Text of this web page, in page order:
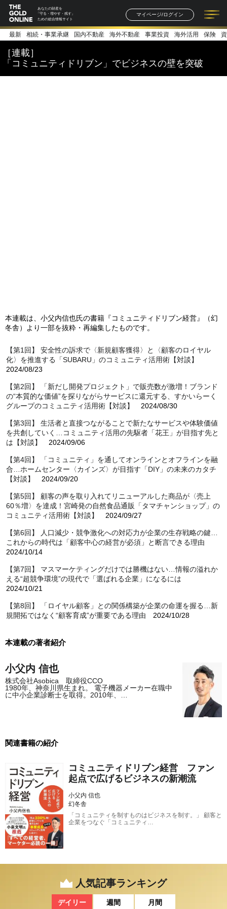
あなたの財産を
「守る・増やす・残す」
ための総合情報サイト
マイページ/ログイン
記事一覧 連載一覧
著者一覧 書籍一覧
最新 相続・事業承継 国内不動産 海外不動産 事業投資 海外活用 保険
［連載］
「コミュニティドリブン」でビジネスの壁を突破
本連載は、小父内信也氏の書籍『コミュニティドリブン経営』（幻
冬舎）より一部を抜粋・再編集したものです。
【第1回】 安全性の訴求で〈新規顧客獲得〉と〈顧客のロイヤル
化〉を推進する「SUBARU」のコミュニティ活用術【対談】
2024/08/23
【第2回】 「新だし開発プロジェクト」で販売数が激増！ブランド
の“本質的な価値”を探りながらサービスに還元する、すかいらーく
グループのコミュニティ活用術【対談】
2024/08/30
【第3回】 生活者と直接つながることで新たなサービスや体験価値
を共創していく…コミュニティ活用の先駆者「花王」が目指す先と
は【対談】
2024/09/06
【第4回】 「コミュニティ」を通してオンラインとオフラインを融
合…ホームセンター〈カインズ〉が目指す「DIY」の未来のカタチ
【対談】
2024/09/20
【第5回】 顧客の声を取り入れてリニューアルした商品が〈売上
60％増〉を達成！宮崎発の自然食品通販「タマチャンショップ」の
コミュニティ活用術【対談】
2024/09/27
【第6回】 人口減少・競争激化への対応力が企業の生存戦略の鍵…
これからの時代は「顧客中心の経営が必須」と断言できる理由
2024/10/14
【第7回】 マスマーケティングだけでは勝機はない…情報の溢れか
える“超競争環境”の現代で「選ばれる企業」になるには
2024/10/21
【第8回】 「ロイヤル顧客」との関係構築が企業の命運を握る…新
規開拓ではなく“顧客育成”が重要である理由 2024/10/28
本連載の著者紹介
小父内 信也
株式会社Asobica 取締役CCO
1980年、神奈川県生まれ。 電子機器メーカー在職中
に中小企業診断士を取得。2010年、…
関連書籍の紹介
コミュニティドリブン経営 ファン
起点で広げるビジネスの新潮流
小父内 信也
幻冬舎
「コミュニティを制すものはビジネスを制す。」 顧客と
企業をつなぐ「コミュニティ…
人気記事ランキング
デイリー 週間 月間